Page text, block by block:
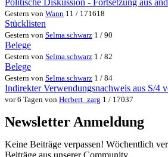
Gestern von Wann 11 / 171618
Stücklisten
Gestern von Selma.schwarz 1 / 90
Belege
Gestern von Selma.schwarz 1 / 82
Belege
Gestern von Selma.schwarz 1 / 84
Indirekter Verwendungsnachweis aus S/4
vor 6 Tagen von Herbert_zarg 1 / 17037
Newsletter Anmeldung
Keine Beiträge verpassen! Wöchentlich
Beiträge aus unserer Community.